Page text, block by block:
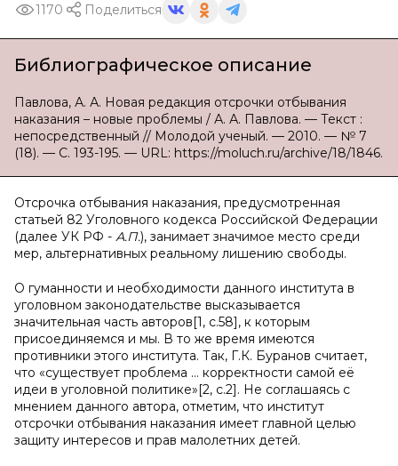
1170 Поделиться
Библиографическое описание
Павлова, А. А. Новая редакция отсрочки отбывания
наказания – новые проблемы / А. А. Павлова. — Текст :
непосредственный // Молодой ученый. — 2010. — № 7
(18). — С. 193-195. — URL: https://moluch.ru/archive/18/1846.
Отсрочка отбывания наказания, предусмотренная
статьей 82 Уголовного кодекса Российской Федерации
(далее УК РФ - А.П.), занимает значимое место среди
мер, альтернативных ре­альному лишению свободы.
О гуманности и необходимости данного института в
уголовном законодательстве высказывается
значительная часть авторов[1, с.58], к которым
присоединяемся и мы. В то же время имеются
противники этого института. Так, Г.К. Буранов считает,
что «существует проблема … корректности самой её
идеи в уголовной политике»[2, с.2]. Не соглашаясь с
мнением данного автора, отметим, что институт
отсрочки отбывания наказания имеет главной целью
защиту интересов и прав малолетних детей.